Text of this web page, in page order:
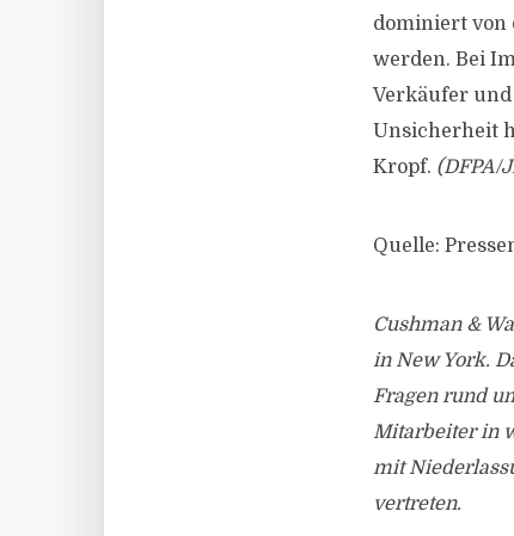
dominiert von
werden. Bei
Verkäufer
Unsicherheit
Kropf. (DFPA/
Quelle:
Cushman &
in New York.
Fragen rund
Mitarbeiter in
mit
vertreten.